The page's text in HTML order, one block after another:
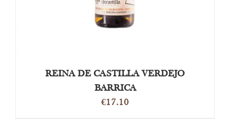
REINA DE CASTILLA VERDEJO
BARRICA
€17.10